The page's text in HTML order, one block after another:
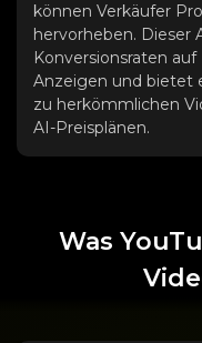
können Verkäufer
hervorheben. Dieser
Konversionsraten
Anzeigen und bietet
zu herkömmlichen
AI-Preisplänen.
Was